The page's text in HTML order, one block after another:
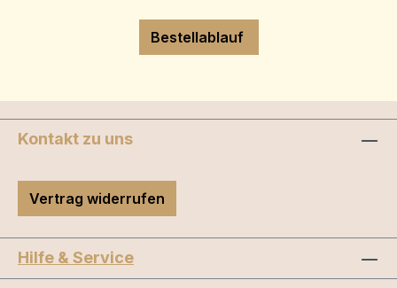
Bestellablauf
Kontakt zu uns
Vertrag widerrufen
Hilfe & Service